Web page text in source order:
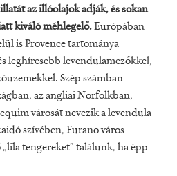
az illóolajok adják, és sokan
kiváló méhlegelő.Európában
is Provence tartománya
leghíresebb levendulamezőkkel,
Szép számban
az angliai Norfolkban,
városát nevezik a levendula
szívében, Furano város
tengereket” találunk, ha épp